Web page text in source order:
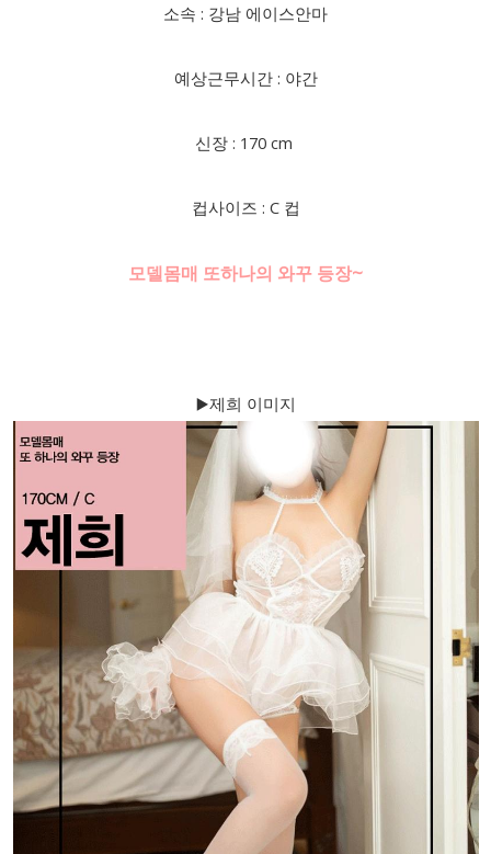
소속 : 강남 에이스안마
예상근무시간 : 야간
신장 : 170 cm
컵사이즈 : C 컵
모델몸매 또하나의 와꾸 등장~
▶️제희 이미지